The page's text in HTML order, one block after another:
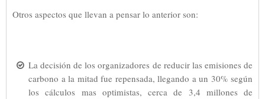
Otros aspectos que llevan a pensar lo anterior son:
La decisión de los organizadores de reducir las emisiones de
carbono a la mitad fue repensada, llegando a un 30% según
los cálculos mas optimistas, cerca de 3,4 millones de